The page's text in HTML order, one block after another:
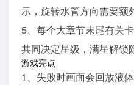
示，旋转水管方向需要额
5、每个大章节末尾有关
共同决定星级，满星解锁
游戏亮点
1、失败时画面会回放液